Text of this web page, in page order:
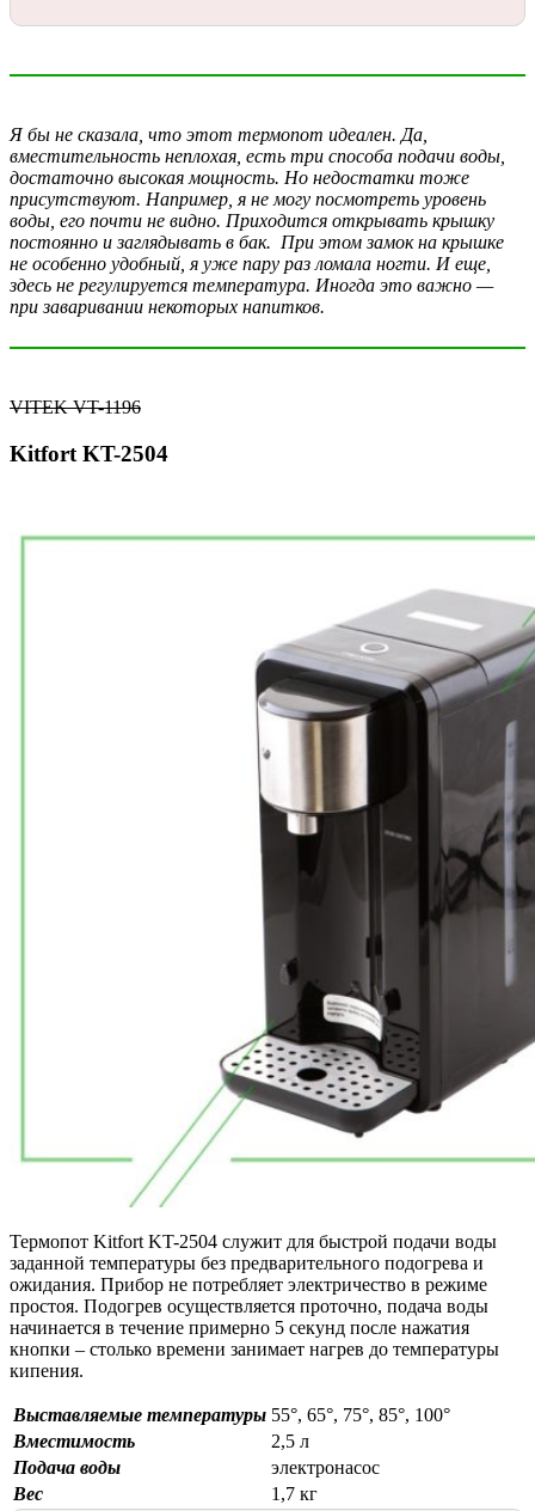
Я бы не сказала, что этот термопот идеален. Да,
вместительность неплохая, есть три способа подачи воды,
достаточно высокая мощность. Но недостатки тоже
присутствуют. Например, я не могу посмотреть уровень
воды, его почти не видно. Приходится открывать крышку
постоянно и заглядывать в бак. При этом замок на крышке
не особенно удобный, я уже пару раз ломала ногти. И еще,
здесь не регулируется температура. Иногда это важно —
при заваривании некоторых напитков.
VITEK VT-1196
Kitfort KT-2504
Термопот Kitfort KT-2504 служит для быстрой подачи воды
заданной температуры без предварительного подогрева и
ожидания. Прибор не потребляет электричество в режиме
простоя. Подогрев осуществляется проточно, подача воды
начинается в течение примерно 5 секунд после нажатия
кнопки – столько времени занимает нагрев до температуры
кипения.
Выставляемые температуры 55°, 65°, 75°, 85°, 100°
Вместимость
2,5 л
Подача воды
электронасос
Вес
1,7 кг